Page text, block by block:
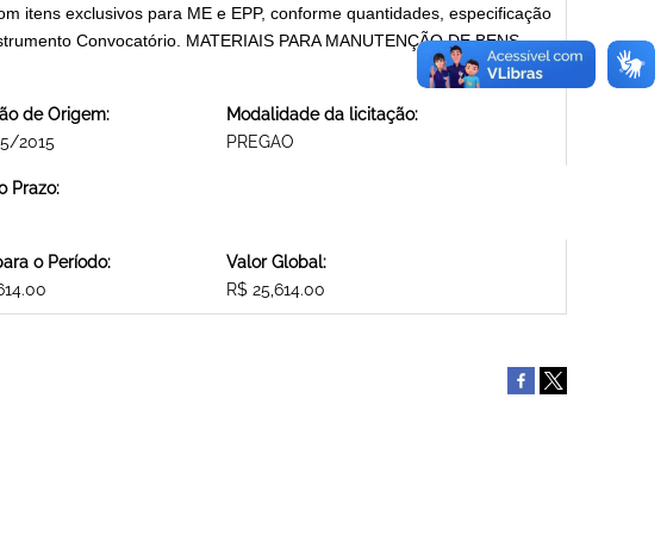
itens exclusivos para ME e EPP, conforme quantidades, especificação
Convocatório. MATERIAIS PARA MANUTENÇÃO DE BENS
de Origem:
2015
Modalidade da licitação:
PREGAO
Prazo:
o Período:
Valor Global:
R$ 25,614.00